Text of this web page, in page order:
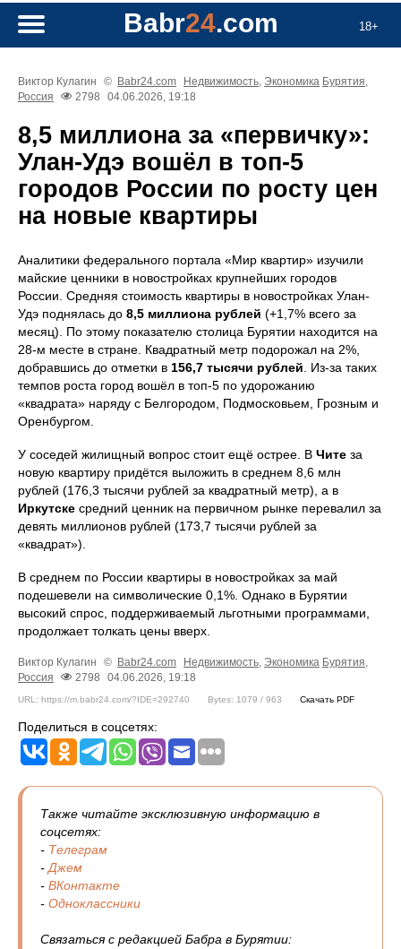
18+
Babr24.com
Виктор Кулагин © Babr24.com Недвижимость, Экономика Бурятия,
Россия
2798 04.06.2026, 19:18
8,5 миллиона за «первичку»:
Улан-Удэ вошёл в топ-5
городов России по росту цен
на новые квартиры
Аналитики федерального портала «Мир квартир» изучили
майские ценники в новостройках крупнейших городов
России. Средняя стоимость квартиры в новостройках Улан-
Удэ поднялась до 8,5 миллиона рублей (+1,7% всего за
месяц). По этому показателю столица Бурятии находится на
28-м месте в стране. Квадратный метр подорожал на 2%,
добравшись до отметки в 156,7 тысячи рублей . Из-за таких
темпов роста город вошёл в топ-5 по удорожанию
«квадрата» наряду с Белгородом, Подмосковьем, Грозным и
Оренбургом.
У соседей жилищный вопрос стоит ещё острее. В Чите за
новую квартиру придётся выложить в среднем 8,6 млн
рублей (176,3 тысячи рублей за квадратный метр), а в
Иркутске средний ценник на первичном рынке перевалил за
девять миллионов рублей (173,7 тысячи рублей за
«квадрат»).
В среднем по России квартиры в новостройках за май
подешевели на символические 0,1%. Однако в Бурятии
высокий спрос, поддерживаемый льготными программами,
продолжает толкать цены вверх.
Виктор Кулагин © Babr24.com Недвижимость, Экономика Бурятия,
Россия
2798 04.06.2026, 19:18
URL: https://m.babr24.com/?IDE=292740 Bytes: 1079 / 963 Скачать PDF
Поделиться в соцсетях:
Также читайте эксклюзивную информацию в
соцсетях:
- Телеграм
-Джем
- ВКонтакте
- Одноклассники
Связаться с редакцией Бабра в Бурятии: